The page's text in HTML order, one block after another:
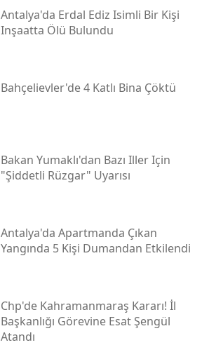
Antalya'da Erdal Ediz Isimli Bir Kişi
Inşaatta Ölü Bulundu
Bahçelievler'de 4 Katlı Bina Çöktü
Bakan Yumaklı'dan Bazı Iller Için
"şiddetli Rüzgar" Uyarısı
Antalya'da Apartmanda Çıkan
Yangında 5 Kişi Dumandan Etkilendi
Chp'de Kahramanmaraş Kararı! İl
Başkanlığı Görevine Esat Şengül
Atandı